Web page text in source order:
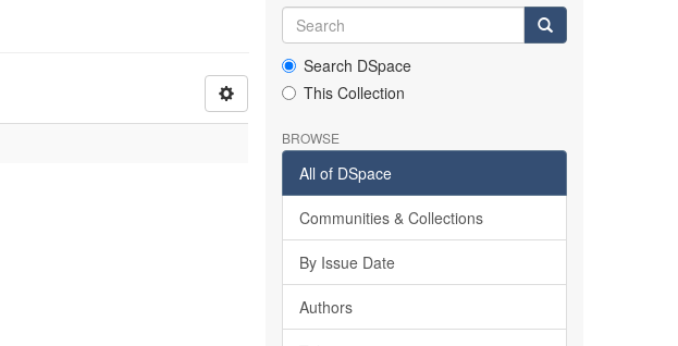
Search DSpace
This Collection
BROWSE
All of DSpace
Communities & Collections
By Issue Date
Authors